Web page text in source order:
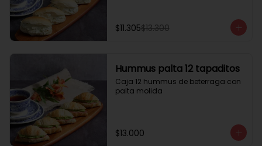
$11.305$13.300
Hummus palta 12 tapaditos
Caja 12 hummus de beterraga con
palta molida
$13.000